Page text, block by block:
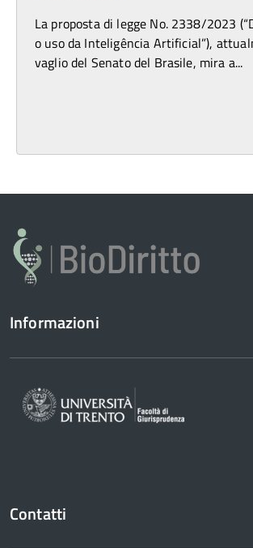
La proposta di legge No. 2338/2023
o uso da Inteligência Artificial”),
vaglio del Senato del Brasile, mira a...
Informazioni
Contatti